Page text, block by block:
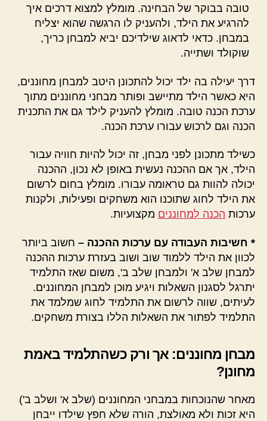
טובה בבוקר של הבחינה. מומלץ למצוא דרכים איך
להרגיע את הילד, ולהעניק לו הרגשה שהוא יצליח
במבחן. כדאי לדאוג שילדיכם יביא למבחן כריך,
שוקולד ושתייה.
דרך יעילה בה ילד יכול להתכונן היטב למבחן מחוננים,
היא כאשר הילד מתיישב ופותר מבחני מחוננים מתוך
ערכת הכנה טובה. מומלץ להעניק לילד גם את התכנית
הכנה וגם לרכוש עבורו ערכת הכנה.
כשילד מתכונן לפני מבחן, זה יכול להיות חוויה עבור
הילד, אך אם ההכנה נעשית באופן לא נכון, ההכנה
יכולה להוות גם טראומה עבורו. מומלץ בחום לרשום
את הילד לחוג שתוכנו הוא משחקים ופעילות, ולקנות
ערכות הכנה למחוננים מקצועיות.
* חשיבות העבודה עם ערכות ההכנה – חשוב ביותר
לכוון את הילד ללמוד שוב ושוב בעזרת ערכות ההכנה
למבחן שלב א' ולמבחן שלב ב', משום שאז התלמיד
יתרגל לסגנון השאלות ויגיע מוכן למבחן המחוננים.
לעיתים, שווה לרשום את התלמיד לחוג שמלמד את
התלמיד לפתור את השאלות הללו בצורת משחקים.
מבחן מחוננים: אך ורק כשהתלמיד באמת
מחונן?
מאחר שהנוכחות במבחני המחוננים (שלב א' ושלב ב')
היא זכות ולא מאולצת, הורה שלא חפץ שילדו ייבחן